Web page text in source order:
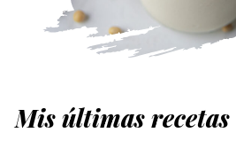
Mis últimas recetas